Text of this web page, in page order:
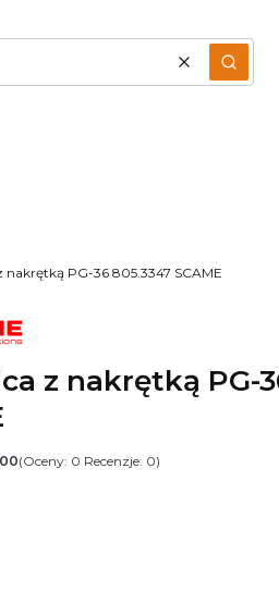
WyczyśćSzukaj
nakrętką PG-36 805.3347 SCAME
z nakrętką PG-
(Oceny: 0 Recenzje: 0)